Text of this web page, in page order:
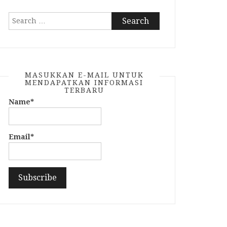
Search
MASUKKAN E-MAIL UNTUK
MENDAPATKAN INFORMASI
TERBARU
Name*
Email*